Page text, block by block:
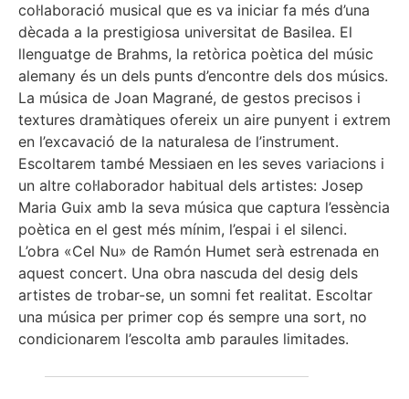
col·laboració musical que es va iniciar fa més d’una
dècada a la prestigiosa universitat de Basilea. El
llenguatge de Brahms, la retòrica poètica del músic
alemany és un dels punts d’encontre dels dos músics.
La música de Joan Magrané, de gestos precisos i
textures dramàtiques ofereix un aire punyent i extrem
en l’excavació de la naturalesa de l’instrument.
Escoltarem també Messiaen en les seves variacions i
un altre col·laborador habitual dels artistes: Josep
Maria Guix amb la seva música que captura l’essència
poètica en el gest més mínim, l’espai i el silenci.
L’obra «Cel Nu» de Ramón Humet serà estrenada en
aquest concert. Una obra nascuda del desig dels
artistes de trobar-se, un somni fet realitat. Escoltar
una música per primer cop és sempre una sort, no
condicionarem l’escolta amb paraules limitades.